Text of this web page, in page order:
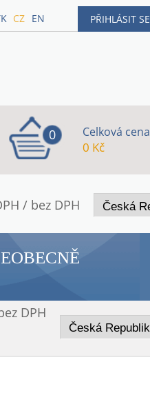
PŘIHLÁSIT SE
CZ EN
0 Celková cena
0 Kč
/ bez DPH
DPH